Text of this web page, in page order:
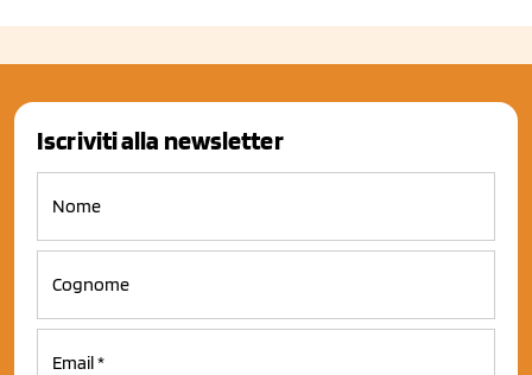
Iscriviti alla newsletter